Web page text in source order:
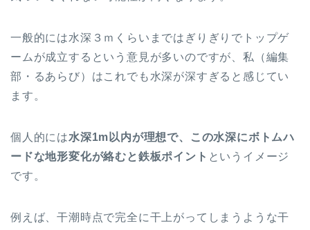
一般的には水深３ｍくらいまではぎりぎりでトップゲ
ームが成立するという意見が多いのですが、私（編集
部・るあらび）はこれでも水深が深すぎると感じてい
ます。
個人的には水深1m以内が理想で、この水深にボトムハ
ードな地形変化が絡むと鉄板ポイント というイメージ
です。
例えば、干潮時点で完全に干上がってしまうような干